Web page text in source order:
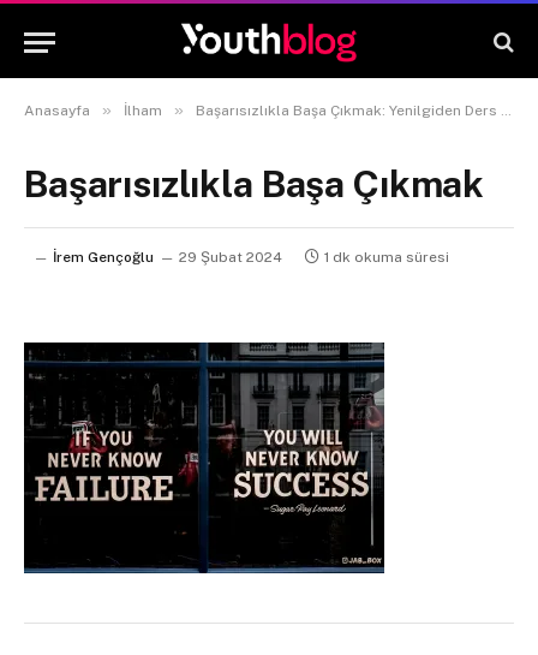
Anasayfa » İlham » Başarısızlıkla Başa Çıkmak: Yenilgiden Ders Çıkarmak
Başarısızlıkla Başa Çıkmak
İrem Gençoğlu 29 Şubat 2024 1 dk okuma süresi